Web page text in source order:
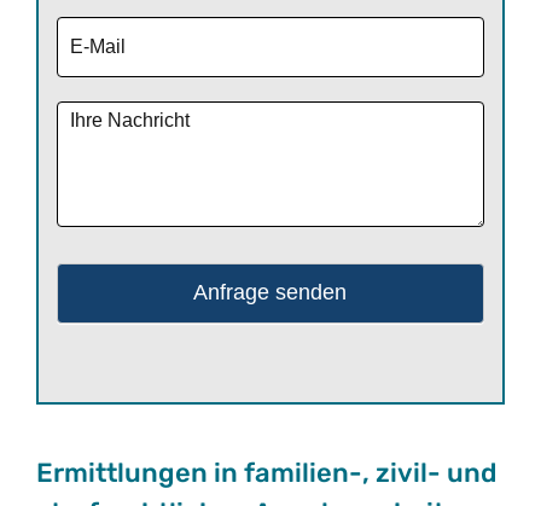
Ermittlungen in familien-, zivil- und